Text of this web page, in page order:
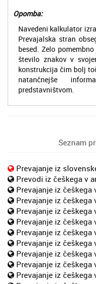
Opomba:
Navedeni kalkulator
Prevajalska stran
besed. Zelo
število znakov v
konstrukcija čim bolj
natančnejše
predstavništvom.
Seznam
Prevajanje iz
Prevodi iz češkega v
Prevajanje iz češkega
Prevajanje iz češkega
Prevajanje iz češkega
Prevajanje iz češkega
Prevajanje iz češkega
Prevajanje iz češkega
Prevajanje iz češkega
Prevajanje iz češkega
Prevajanje iz češkega